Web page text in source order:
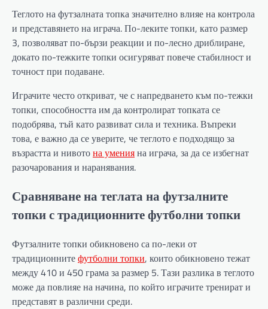
Теглото на футзалната топка значително влияе на контрола
и представянето на играча. По-леките топки, като размер
3, позволяват по-бързи реакции и по-лесно дриблиране,
докато по-тежките топки осигуряват повече стабилност и
точност при подаване.
Играчите често откриват, че с напредването към по-тежки
топки, способността им да контролират топката се
подобрява, тъй като развиват сила и техника. Въпреки
това, е важно да се уверите, че теглото е подходящо за
възрастта и нивотона уменияна играча, за да се избегнат
разочарования и наранявания.
Сравняване на теглата на футзалните
топки с традиционните футболни топки
Футзалните топки обикновено са по-леки от
традиционнитефутболни топки, които обикновено тежат
между 410 и 450 грама за размер 5. Тази разлика в теглото
може да повлияе на начина, по който играчите тренират и
представят в различни среди.